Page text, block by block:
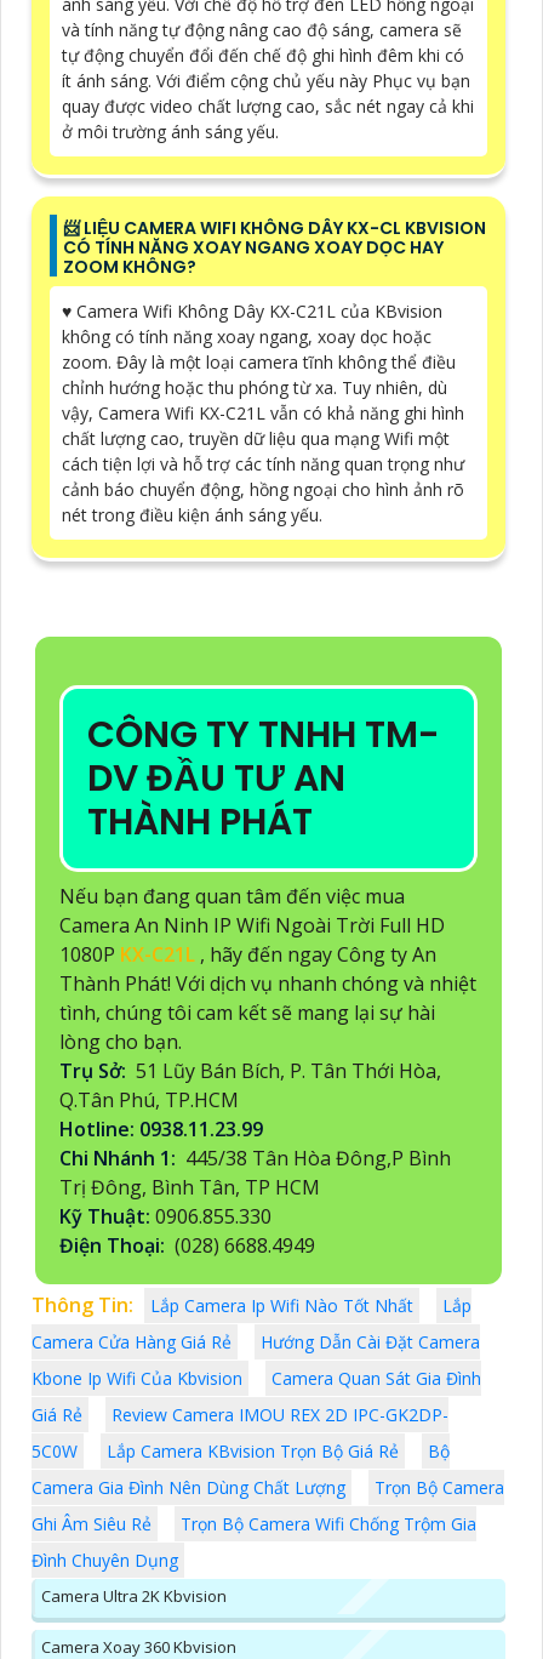
và tính năng tự động nâng cao độ sáng, camera sẽ
tự động chuyển đổi đến chế độ ghi hình đêm khi có
ít ánh sáng. Với điểm cộng chủ yếu này Phục vụ bạn
quay được video chất lượng cao, sắc nét ngay cả khi
ở môi trường ánh sáng yếu.
📨 LIỆU CAMERA WIFI KHÔNG DÂY KX-CL KBVISION
CÓ TÍNH NĂNG XOAY NGANG XOAY DỌC HAY
ZOOM KHÔNG?
♥️ Camera Wifi Không Dây KX-C21L của KBvision
không có tính năng xoay ngang, xoay dọc hoặc
zoom. Đây là một loại camera tĩnh không thể điều
chỉnh hướng hoặc thu phóng từ xa. Tuy nhiên, dù
vậy, Camera Wifi KX-C21L vẫn có khả năng ghi hình
chất lượng cao, truyền dữ liệu qua mạng Wifi một
cách tiện lợi và hỗ trợ các tính năng quan trọng như
cảnh báo chuyển động, hồng ngoại cho hình ảnh rõ
nét trong điều kiện ánh sáng yếu.
CÔNG TY TNHH TM-
DV ĐẦU TƯ AN
THÀNH PHÁT
Nếu bạn đang quan tâm đến việc mua
Camera An Ninh IP Wifi Ngoài Trời Full HD
1080P KX-C21L , hãy đến ngay Công ty An
Thành Phát! Với dịch vụ nhanh chóng và nhiệt
tình, chúng tôi cam kết sẽ mang lại sự hài
lòng cho bạn.
Trụ Sở: 51 Lũy Bán Bích, P. Tân Thới Hòa,
Q.Tân Phú, TP.HCM
Hotline: 0938.11.23.99
Chi Nhánh 1: 445/38 Tân Hòa Đông,P Bình
Trị Đông, Bình Tân, TP HCM
Kỹ Thuật: 0906.855.330
Điện Thoại: (028) 6688.4949
Thông Tin: Lắp Camera Ip Wifi Nào Tốt Nhất
Lắp
Camera Cửa Hàng Giá Rẻ
Hướng Dẫn Cài Đặt Camera
Kbone Ip Wifi Của Kbvision
Camera Quan Sát Gia Đình
Giá Rẻ
Review Camera IMOU REX 2D IPC-GK2DP-
5C0W
Lắp Camera KBvision Trọn Bộ Giá Rẻ
Bộ
Camera Gia Đình Nên Dùng Chất Lượng
Trọn Bộ Camera
Ghi Âm Siêu Rẻ
Trọn Bộ Camera Wifi Chống Trộm Gia
Đình Chuyên Dụng
Camera Ultra 2K Kbvision
Camera Xoay 360 Kbvision